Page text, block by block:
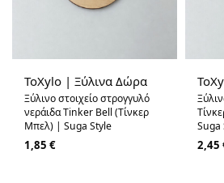
ToXylo | Ξύλινα Δώρα
Ξύλινo στοιχείo στρογγυλό
νεράιδα Tinker Bell (Τίνκερ
Μπελ) | Suga Style
1,85 €
Suga
2,45